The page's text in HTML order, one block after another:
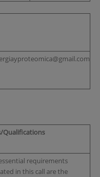
Qualifications
requirements
in this call are the